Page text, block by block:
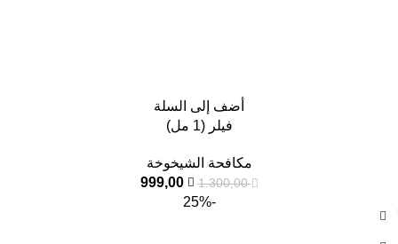
أضف إلى السلة
فيلر (1 مل)
مكافحة الشيخوخة
1.300,00
999,00
-25%